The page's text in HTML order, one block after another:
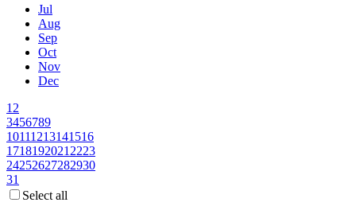
Jul
Aug
Sep
Oct
Nov
Dec
1 2
3456789
10111213141516
1718192021 2223
24252627282930
31
Select all